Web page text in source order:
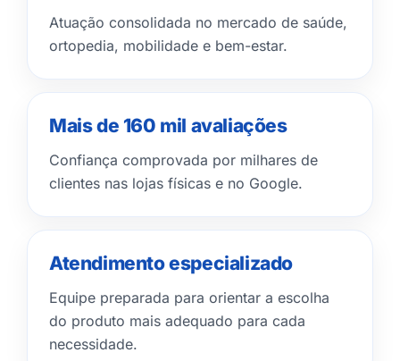
Atuação consolidada no mercado de saúde,
ortopedia, mobilidade e bem-estar.
Mais de 160 mil avaliações
Confiança comprovada por milhares de
clientes nas lojas físicas e no Google.
Atendimento especializado
Equipe preparada para orientar a escolha
do produto mais adequado para cada
necessidade.